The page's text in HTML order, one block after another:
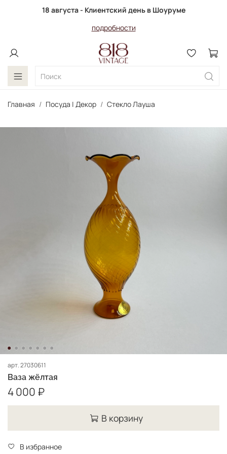
18 августа - Клиентский день в Шоуруме
подробности
Главная Посуда | Декор Стекло Лауша
арт.27030611
Ваза жёлтая
4 000 ₽
В корзину
В избранное